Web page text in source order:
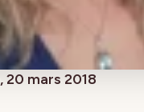
, 20 mars 2018